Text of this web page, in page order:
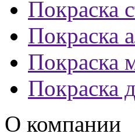
Покраска
Покраска
Покраска
Покраска
О компании